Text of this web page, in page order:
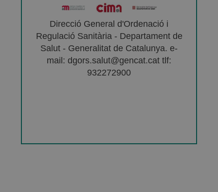
Direcció General d'Ordenació i
Regulació Sanitària - Departament de
Salut - Generalitat de Catalunya. e-
mail: dgors.salut@gencat.cat tlf:
932272900